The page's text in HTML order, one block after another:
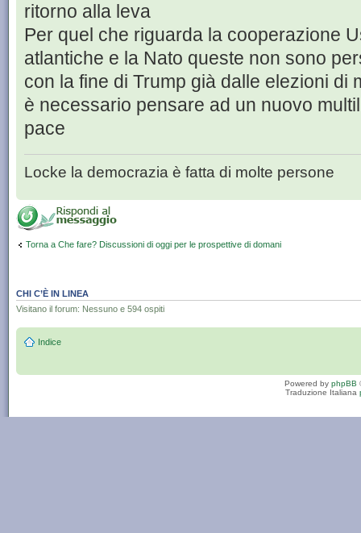
ritorno alla leva
Per quel che riguarda la cooperazione
atlantiche e la Nato queste non sono
con la fine di Trump già dalle elezioni di
è necessario pensare ad un nuovo
pace
Locke la democrazia è fatta di molte persone
Torna a Che fare? Discussioni di oggi per le prospettive di domani
CHI C’È IN LINEA
Visitano il forum: Nessuno e 594 ospiti
Indice
Powered by phpBB
Traduzione Italiana